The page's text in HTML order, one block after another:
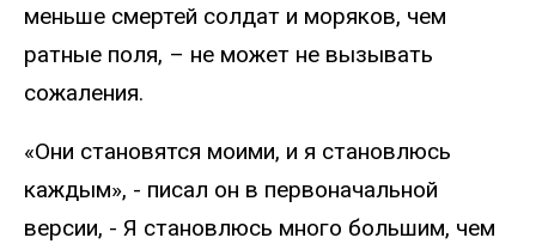
меньше смертей солдат и моряков, чем
ратные поля, – не может не вызывать
сожаления.
«Они становятся моими, и я становлюсь
каждым», - писал он в первоначальной
версии, - Я становлюсь много большим, чем